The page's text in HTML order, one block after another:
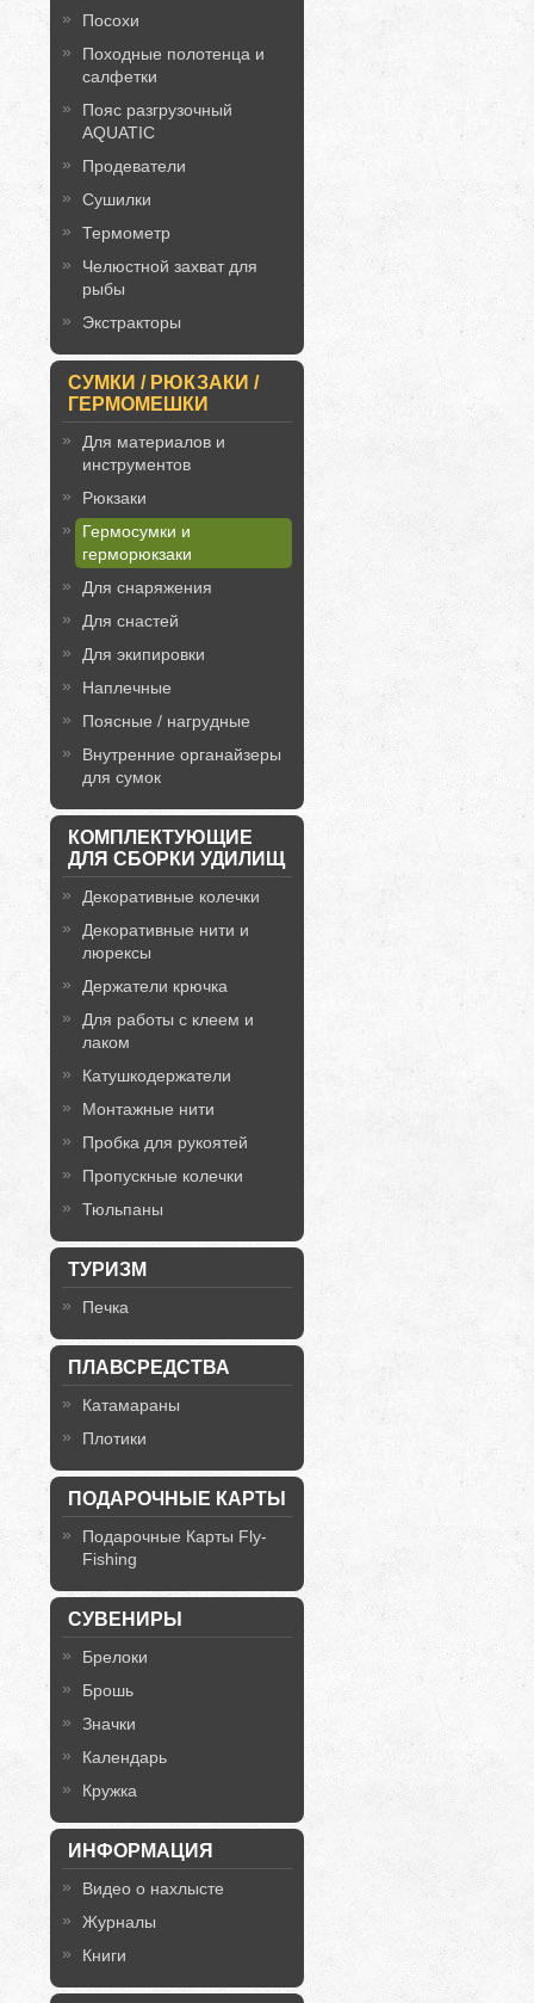
Посохи
Походные полотенца и
салфетки
Пояс разгрузочный
AQUATIC
Продеватели
Сушилки
Термометр
Челюстной захват для
рыбы
Экстракторы
СУМКИ / РЮКЗАКИ /
ГЕРМОМЕШКИ
Для материалов и
инструментов
Рюкзаки
Гермосумки и
герморюкзаки
Для снаряжения
Для снастей
Для экипировки
Наплечные
Поясные / нагрудные
Внутренние органайзеры
для сумок
КОМПЛЕКТУЮЩИЕ
ДЛЯ СБОРКИ УДИЛИЩ
Декоративные колечки
Декоративные нити и
люрексы
Держатели крючка
Для работы с клеем и
лаком
Катушкодержатели
Монтажные нити
Пробка для рукоятей
Пропускные колечки
Тюльпаны
ТУРИЗМ
Печка
ПЛАВСРЕДСТВА
Катамараны
Плотики
ПОДАРОЧНЫЕ КАРТЫ
Подарочные Карты Fly-
Fishing
СУВЕНИРЫ
Брелоки
Брошь
Значки
Календарь
Кружка
ИНФОРМАЦИЯ
Видео о нахлысте
Журналы
Книги